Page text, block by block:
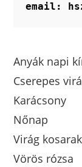
email:
Anyák napi
Cserepes
Karácsony
Nőnap
Virág kosarak
Vörös rózsa